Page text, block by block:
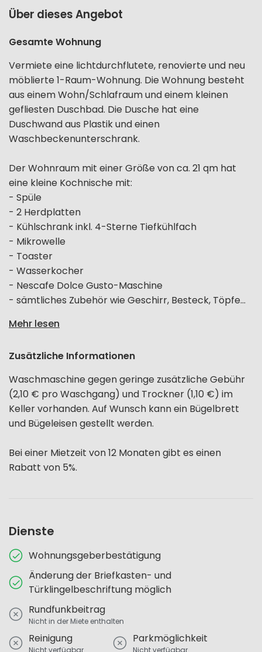
Über dieses Angebot
Gesamte Wohnung
Vermiete eine lichtdurchflutete, renovierte und neu
möblierte 1-Raum-Wohnung. Die Wohnung besteht
aus einem Wohn/Schlafraum und einem kleinen
gefliesten Duschbad. Die Dusche hat eine
Duschwand aus Plastik und einen
Waschbeckenunterschrank.
Der Wohnraum mit einer Größe von ca. 21 qm hat
eine kleine Kochnische mit:
- Spüle
- 2 Herdplatten
- Kühlschrank inkl. 4-Sterne Tiefkühlfach
- Mikrowelle
- Toaster
- Wasserkocher
- Nescafe Dolce Gusto-Maschine
- sämtliches Zubehör wie Geschirr, Besteck, Töpfe...
Mehr lesen
Zusätzliche Informationen
Waschmaschine gegen geringe zusätzliche Gebühr
(2,10 € pro Waschgang) und Trockner (1,10 €) im
Keller vorhanden. Auf Wunsch kann ein Bügelbrett
und Bügeleisen gestellt werden.
Bei einer Mietzeit von 12 Monaten gibt es einen
Rabatt von 5%.
Dienste
Wohnungsgeberbestätigung
Änderung der Briefkasten- und
Türklingelbeschriftung möglich
Rundfunkbeitrag
Nicht in der Miete enthalten
Reinigung
Nicht verfügbar
Parkmöglichkeit
Nicht verfügbar